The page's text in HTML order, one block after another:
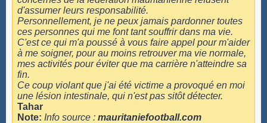
d'assumer leurs responsabilité.
Personnellement, je ne peux jamais pardonner toutes
ces personnes qui me font tant souffrir dans ma vie.
C'est ce qui m'a poussé à vous faire appel pour m'aider
à me soigner, pour au moins retrouver ma vie normale,
mes activités pour éviter que ma carrière n'atteindre sa
fin.
Ce coup violant que j'ai été victime a provoqué en moi
une lésion intestinale, qui n'est pas sitôt détecter.
Tahar
Note: Info source : mauritaniefootball.com